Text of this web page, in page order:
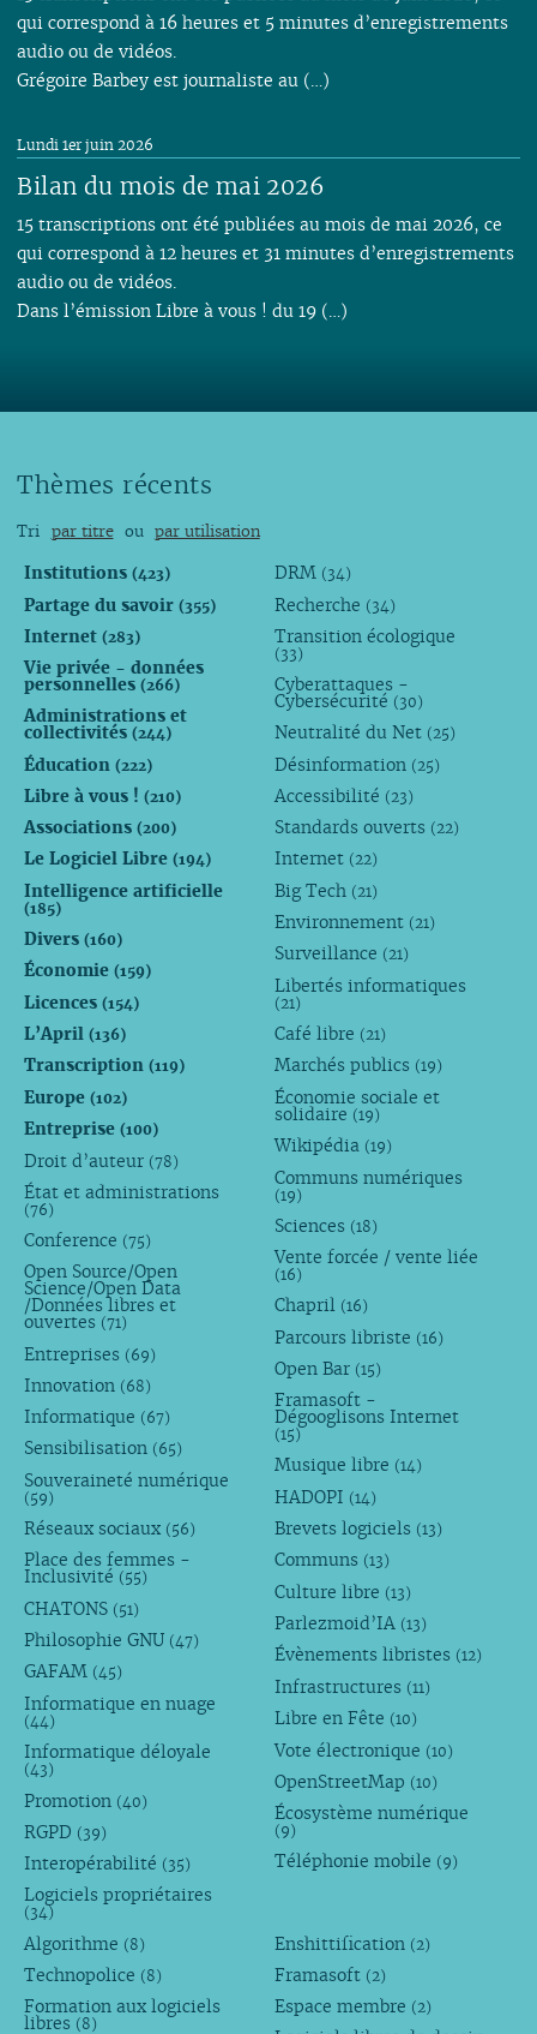
qui correspond à 16 heures et 5 minutes d’enregistrements
audio ou de vidéos.
Grégoire Barbey est journaliste au (…)
Bilan du mois de mai 2026
Lundi 1er juin 2026
15 transcriptions ont été publiées au mois de mai 2026, ce
qui correspond à 12 heures et 31 minutes d’enregistrements
audio ou de vidéos.
Dans l’émission Libre à vous ! du 19 (…)
Thèmes récents
Tri par titre ou par utilisation
Institutions (423)
Partage du savoir (355)
Internet (283)
Vie privée - données
personnelles (266)
Administrations et
collectivités (244)
Éducation (222)
Libre à vous ! (210)
Associations (200)
Le Logiciel Libre (194)
Intelligence artificielle
(185)
Divers (160)
Économie (159)
Licences (154)
L’April (136)
Transcription (119)
Europe (102)
Entreprise (100)
Droit d’auteur (78)
État et administrations
(76)
Conference (75)
Open Source/Open
Science/Open Data
/Données libres et
ouvertes (71)
Entreprises (69)
Innovation (68)
Informatique (67)
Sensibilisation (65)
Souveraineté numérique
(59)
Réseaux sociaux (56)
Place des femmes -
Inclusivité (55)
CHATONS (51)
Philosophie GNU (47)
GAFAM (45)
Informatique en nuage
(44)
Informatique déloyale
(43)
Promotion (40)
RGPD (39)
Interopérabilité (35)
Logiciels propriétaires
(34)
DRM (34)
Recherche (34)
Transition écologique
(33)
Cyberattaques -
Cybersécurité (30)
Neutralité du Net (25)
Désinformation (25)
Accessibilité (23)
Standards ouverts (22)
Internet (22)
Big Tech (21)
Environnement (21)
Surveillance (21)
Libertés informatiques
(21)
Café libre (21)
Marchés publics (19)
Économie sociale et
solidaire (19)
Wikipédia (19)
Communs numériques
(19)
Sciences (18)
Vente forcée / vente liée
(16)
Chapril (16)
Parcours libriste (16)
Open Bar (15)
Framasoft -
Dégooglisons Internet
(15)
Musique libre (14)
HADOPI (14)
Brevets logiciels (13)
Communs (13)
Culture libre (13)
Parlezmoid’IA (13)
Évènements libristes (12)
Infrastructures (11)
Libre en Fête (10)
Vote électronique (10)
OpenStreetMap (10)
Écosystème numérique
(9)
Téléphonie mobile (9)
Algorithme (8)
Technopolice (8)
Formation aux logiciels
libres (8)
Enshittification (2)
Framasoft (2)
Espace membre (2)